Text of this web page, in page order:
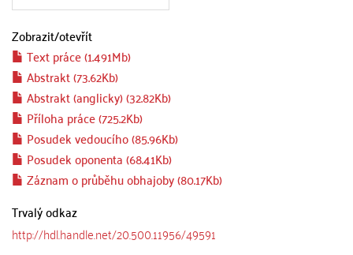
Zobrazit/otevřít
Text práce (1.491Mb)
Abstrakt (73.62Kb)
Abstrakt (anglicky) (32.82Kb)
Příloha práce (725.2Kb)
Posudek vedoucího (85.96Kb)
Posudek oponenta (68.41Kb)
Záznam o průběhu obhajoby (80.17Kb)
Trvalý odkaz
http://hdl.handle.net/20.500.11956/49591